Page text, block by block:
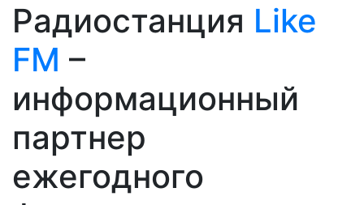
Радиостанция Like
FM –
информационный
партнер
ежегодного